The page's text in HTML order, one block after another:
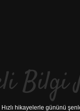
Bilgi
Hızlı hikayelerle gününü